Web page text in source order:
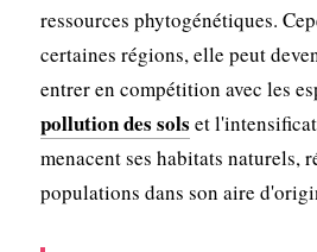
ressources phytogénétiques.
certaines régions, elle peut
entrer en compétition avec les
pollution des sols et
menacent ses habitats naturels,
populations dans son aire